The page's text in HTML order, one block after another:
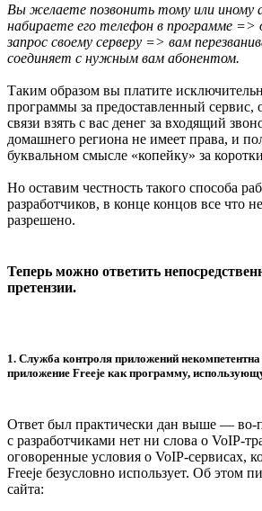
Вы желаете позвонить тому или иному
набираете его телефон в программе =>
запрос своему серверу => вам
соединяет с нужным вам абонентом.
Таким образом вы платите
программы за предоставленный сервис,
связи взять с вас денег за входящий
домашнего региона не имеет права, и
буквальном смысле «копейку» за
Но оставим честность такого способа
разработчиков, в конце концов все что
разрешено.
Теперь можно ответить
претензии.
1. Служба контроля приложений некомпетентна
приложение Freeje как программу,
Ответ был практически дан выше — во-
с разработчиками нет ни слова о VoIP-
оговоренные условия о VoIP-сервисах,
Freeje безусловно использует. Об этом
сайта: